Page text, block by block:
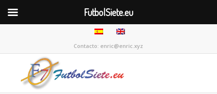
Contacto: enric@enric.xyz
FutbolSiete.eu